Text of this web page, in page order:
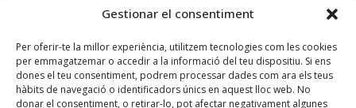
Gestionar el consentiment
Per oferir-te la millor experiència, utilitzem tecnologies com les cookies
per emmagatzemar o accedir a la informació del teu dispositiu. Si ens
dones el teu consentiment, podrem processar dades com ara els teus
hàbits de navegació o identificadors únics en aquest lloc web. No
donar el consentiment, o retirar-lo, pot afectar negativament algunes
Social
Webs
municipals
Promunsa
Promoció Econòmica
Contacte
Plaça Verdaguer, 2
Sant Just Desvern,
08960